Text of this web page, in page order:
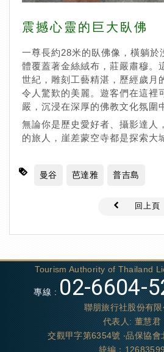
震撼心靈的巨大臥佛
一尊長約28米的臥佛像，橫躺於
體覆蓋著金絲絨布，莊嚴肅穆。
世紀，雕刻工藝精湛，歷經歲月
令人驚歎的美麗。遊客們在這裡
嚴，沉浸在深厚的佛教文化氛圍
無論你是歷史愛好者、攝影達人
的旅人，崖差蒙空寺都是探索大
曼谷 芭達雅 普吉島
回上頁
Tourism Authority of Thailand
專線 : 02-6604-
聯朋旅行社股份有限
代表人: 董慧君
交觀甲字第6354號 ‧品保協會
統編：